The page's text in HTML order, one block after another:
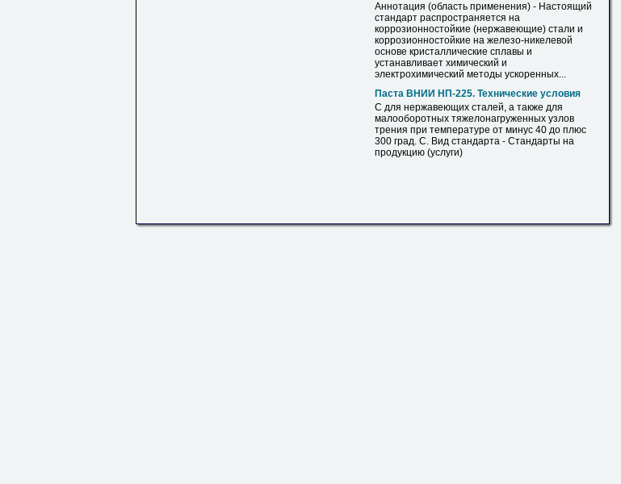
Аннотация (область применения) - Настоящий
стандарт распространяется на
коррозионностойкие (нержавеющие) стали и
коррозионностойкие на железо-никелевой
основе кристаллические сплавы и
устанавливает химический и
электрохимический методы ускоренных...
Паста ВНИИ НП-225. Технические условия
С для нержавеющих сталей, а также для
малооборотных тяжелонагруженных узлов
трения при температуре от минус 40 до плюс
300 град. С. Вид стандарта - Стандарты на
продукцию (услуги)